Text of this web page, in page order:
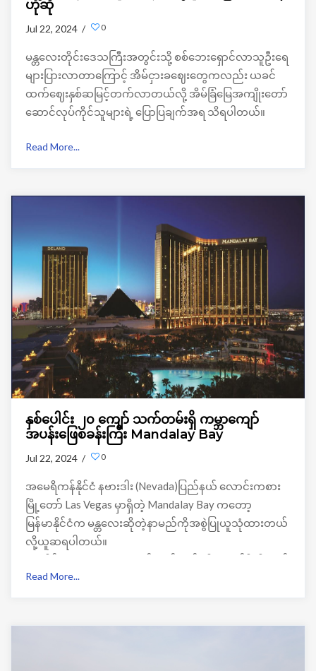
ဟုဆို
Jul 22, 2024 / 0
မန္တလေးတိုင်းဒေသကြီးအတွင်းသို့ စစ်ဘေးရှောင်လာသူဦးရေ
များပြားလာတာကြောင့် အိမ်ငှားခဈေးတွေကလည်း ယခင်
ထက်ဈေးနှစ်ဆမြင့်တက်လာတယ်လို့ အိမ်ခြံမြေအကျိုးတော်
ဆောင်လုပ်ကိုင်သူများရဲ့ ပြောပြချက်အရ သိရပါတယ်။
Read More...
နှစ်ပေါင်း ၂၀ ကျော် သက်တမ်းရှိ ကမ္ဘာကျော်
အပန်းဖြေစခန်းကြီး Mandalay Bay
Jul 22, 2024 / 0
အမေရိကန်နိုင်ငံ နဗားဒါး (Nevada)ပြည်နယ် လောင်းကစား
မြို့တော် Las Vegas မှာရှိတဲ့ Mandalay Bay ကတော့
မြန်မာနိုင်ငံက မန္တလေးဆိုတဲ့နာမည်ကိုအစွဲပြုယူသုံထားတယ်
လို့ယူဆရပါတယ်။
နာမည်ကို မန္တလေးပင်လယ်အော် Mandalay Bay လို့ နာမည်
Read More...